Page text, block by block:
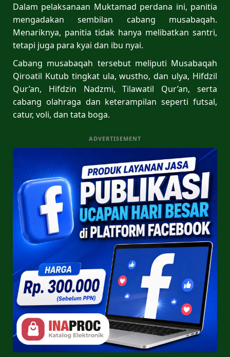
Dalam pelaksanaan Muktamad perdana ini, panitia
mengadakan sembilan cabang musabaqah.
Menariknya, panitia tidak hanya melibatkan santri,
tetapi juga para kyai dan ibu nyai.
Cabang musabaqah tersebut meliputi Musabaqah
Qiroatil Kutub tingkat ula, wustho, dan ulya, Hifdzil
Qur’an, Hifdzin Nadzmi, Tilawatil Qur’an, serta
cabang olahraga dan keterampilan seperti futsal,
catur, voli, dan tata boga.
ADVERTISEMENT